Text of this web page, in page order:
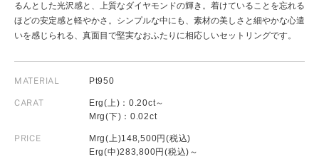
るんとした光沢感と、上質なダイヤモンドの輝き。着けていることを忘れる
ほどの安定感と軽やかさ。シンプルな中にも、素材の美しさと細やかな心遣
いを感じられる、真面目で堅実なおふたりに相応しいセットリングです。
MATERIAL Pt950
CARAT
Erg(上)：0.20ct～
Mrg(下)：0.02ct
PRICE
Mrg(上)148,500円(税込)
Erg(中)283,800円(税込)～